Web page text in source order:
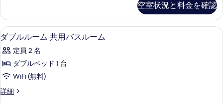
す
る
ン
ス
イ
ー
ト
の
す
ー
ム
エ
ン
ス
イ
ト
の
詳
空室状況と料金を確認
ダ
ブ
ル
ル
ム
ダブルルーム 共用バスルーム | セー
16
ダブルルーム 共用バスルーム
定員 2 名
ダブルベッド 1 台
WiFi (無料)
詳細
ダ